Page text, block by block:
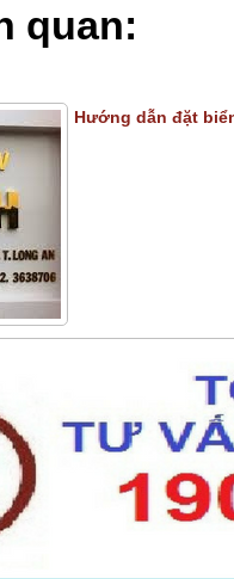
quan:
Hướng dẫn đặt